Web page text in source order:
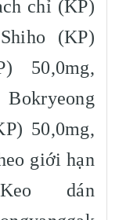
chỉ (KP)
(KP)
50,0mg,
50,0mg,
giới hạn
dán